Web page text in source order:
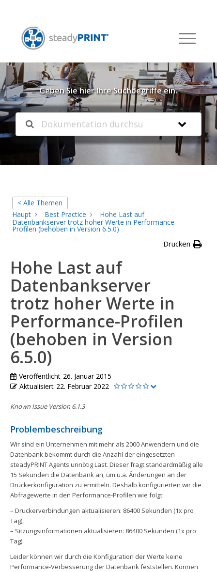
Willkommen in unserer
Knowledgebase
Geben Sie hier Ihre Suchbegriffe ein.
< Alle Themen
Haupt
Best Practice
Hohe Last auf
Datenbankserver trotz hoher Werte in Performance-
Profilen (behoben in Version 6.5.0)
Drucken
Hohe Last auf
Datenbankserver
trotz hoher Werte in
Performance-Profilen
(behoben in Version
6.5.0)
Veröffentlicht 26. Januar 2015
Aktualisiert 22. Februar 2022
Known Issue Version 6.1.3
Problembeschreibung
Wir sind ein Unternehmen mit mehr als 2000 Anwendern und die
Datenbank bekommt durch die Anzahl der eingesetzten
steadyPRINT Agents unnötig Last. Dieser fragt standardmäßig alle
15 Sekunden die Datenbank an, um u.a. Änderungen an der
Druckerkonfiguration zu ermitteln. Deshalb konfigurierten wir die
Abfragewerte in den Performance-Profilen wie folgt:
– Druckerverbindungen aktualisieren: 86400 Sekunden (1x pro
Tag),
– Sitzungsinformationen aktualisieren: 86400 Sekunden (1x pro
Tag).
Leider können wir durch die Konfiguration der Werte keine
Performance-Verbesserung der Datenbank feststellen. Können